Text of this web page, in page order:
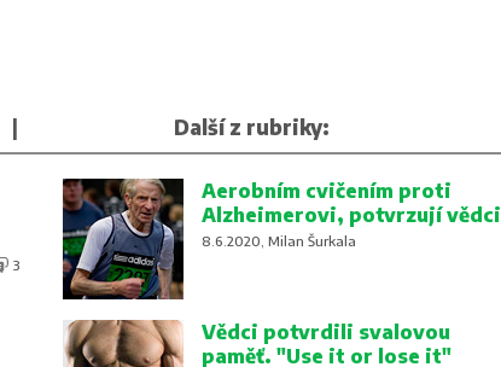
| Další z rubriky:
3
Aerobním cvičením proti
Alzheimerovi, potvrzují vědci
8.6.2020, Milan Šurkala
Vědci potvrdili svalovou
paměť. "Use it or lose it"